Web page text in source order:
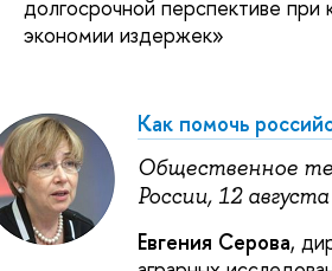
долгосрочной перспективе при
экономии издержек»
Как помочь
Общественное
России, 12 августа
Евгения Серова,